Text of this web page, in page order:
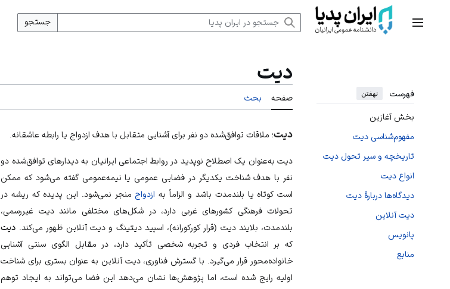
منوی اصلی
جستجو
فهرست نهفتن
بخش آغازین
مفهوم‌شناسی دیت
تاریخچه و سیر تحول دیت
انواع دیت
دیدگاه‌ها دربارهٔ دیت
دیت آنلاین
پانویس
منابع
دیت
صفحه بحث
دیت؛ ملاقات توافق‌شده دو نفر برای آشنایی متقابل با هدف ازدواج یا رابطه عاشقانه.
دیت به‌عنوان یک اصطلاح نوپدید در روابط اجتماعی ایرانیان به دیدارهای توافق‌شده دو
نفر با هدف شناخت یکدیگر در فضایی عمومی یا نیمه‌عمومی گفته می‌شود که ممکن
است کوتاه یا بلندمدت باشد و الزاماً به ازدواج منجر نمی‌شود. این پدیده که ریشه در
تحولات فرهنگی کشورهای غربی دارد، در شکل‌های مختلفی مانند دیت غیررسمی،
بلندمدت، بلایند دیت (قرار کورکورانه)، اسپید دیتینگ و دیت آنلاین ظهور می‌کند. دیت
که بر انتخاب فردی و تجربه شخصی تأکید دارد، در مقابل الگوی سنتی آشنایی
خانواده‌محور قرار می‌گیرد. با گسترش فناوری،دیت آنلاین به عنوان بستری برای شناخت
اولیه رایج شده است، اما پژوهش‌ها نشان می‌دهد این فضا می‌تواند به ایجاد توهم